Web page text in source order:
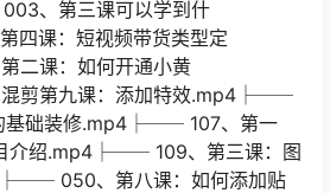
、第三课可以学到什
课：短视频带货类型定
课：如何开通小黄
剪第九课：添加特效.mp4├──
基础装修.mp4├── 107、第一
介绍.mp4├── 109、第三课：图
050、第八课：如何添加贴